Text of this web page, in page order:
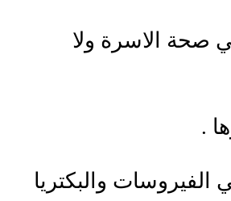
صحة الاسرة ولا
.
والبكتريا